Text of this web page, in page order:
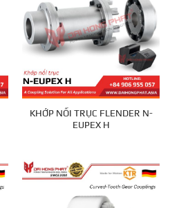
KHỚP NỐI TRỤC FLENDER N-
EUPEX H